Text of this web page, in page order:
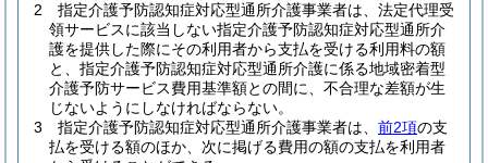
2
指定介護予防認知症対応型通所介護事業者は、法定代理受
領サービスに該当しない指定介護予防認知症対応型通所介
護を提供した際にその利用者から支払を受ける利用料の額
と、指定介護予防認知症対応型通所介護に係る地域密着型
介護予防サービス費用基準額との間に、不合理な差額が生
じないようにしなければならない。
3
指定介護予防認知症対応型通所介護事業者は、 前2項の支
払を受ける額のほか、次に掲げる費用の額の支払を利用者